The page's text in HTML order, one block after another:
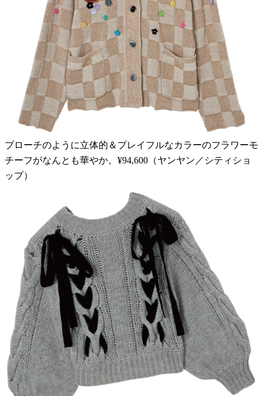
ブローチのように立体的＆プレイフルなカラーのフラワーモ
チーフがなんとも華やか。¥94,600（ヤンヤン／シティショ
ップ）